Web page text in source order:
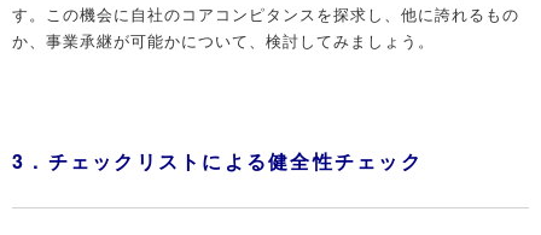
す。この機会に自社のコアコンピタンスを探求し、他に誇れるもの
か、事業承継が可能かについて、検討してみましょう。
3．チェックリストによる健全性チェック